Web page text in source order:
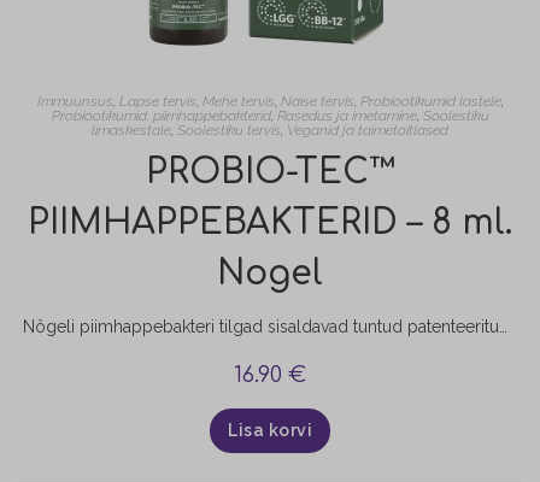
Immuunsus, Lapse tervis, Mehe tervis, Naise tervis, Probiootikumid lastele,
Probiootikumid, piimhappebakterid, Rasedus ja imetamine, Soolestiku
limaskestale, Soolestiku tervis, Veganid ja taimetoitlased
PROBIO-TEC™
PIIMHAPPEBAKTERID – 8 ml.
Nogel
16.90 €
Lisa korvi